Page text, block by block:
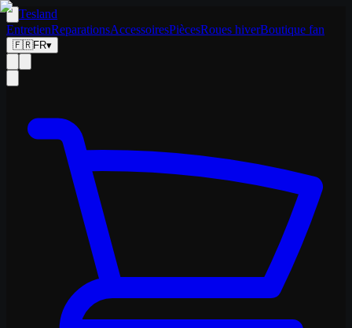
Tesland
EntretienReparationsAccessoiresPiècesRoues hiverBoutique fan
🇫🇷FR▾